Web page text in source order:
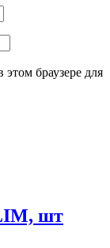
браузере для
шт